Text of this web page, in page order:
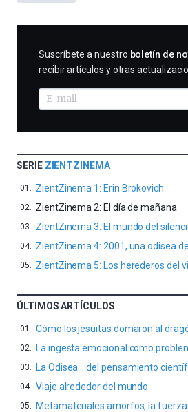
SUSCRIBIRME
Suscríbete a nuestro boletín de
recibir artículos y otras
SERIE ZIENTZINEMA
ZientZinema 1: Erin Brokovich
ZientZinema 2: El día de mañana
ZientZinema 3: El mundo del
ZientZinema 4: 2001, una odisea
ZientZinema 5: Los herederos del
ÚLTIMOS ARTÍCULOS
Cómo los jesuitas domaron al
La ingesta emocional como
La Odisea… del pensamiento
Viaje alrededor del mundo
Metamateriales amorfos, la fuerza